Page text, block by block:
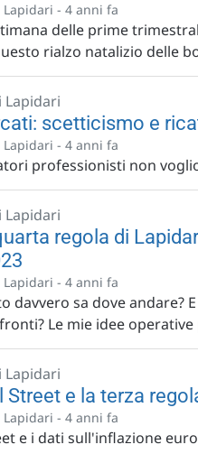
Lapidari - 4 anni fa
delle prime
rialzo natalizio delle
Lapidari
scetticismo e
Lapidari - 4 anni fa
professionisti non
Lapidari
regola di
Lapidari - 4 anni fa
davvero sa dove andare?
Le mie idee
Lapidari
Street e la terza
Lapidari - 4 anni fa
e i dati sull'inflazione